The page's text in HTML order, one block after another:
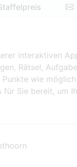
interaktiven
Rätsel,
Punkte wie
Sie bereit, um